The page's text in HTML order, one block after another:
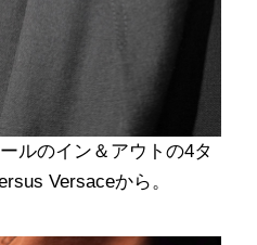
ルのイン＆アウトの4タ
Versaceから。